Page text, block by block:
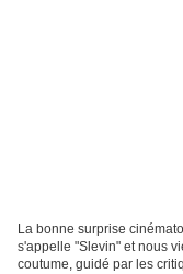
La bonne surprise
s'appelle "Slevin" et nous
coutume, guidé par les